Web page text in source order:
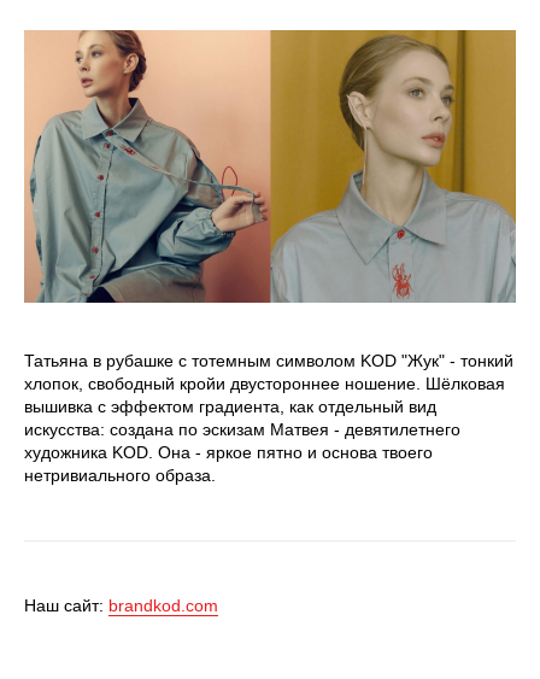
Татьяна в рубашке с тотемным символом KОD "Жук" - тонкий
хлопок, свободный кройи двустороннее ношение. Шёлковая
вышивка с эффектом градиента, как отдельный вид
искусства: создана по эскизам Матвея - девятилетнего
художника KОD. Она - яркое пятно и основа твоего
нетривиального образа.
Наш сайт: brandkod.com